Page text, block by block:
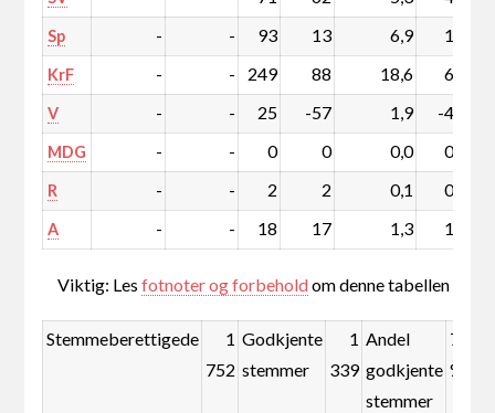
Sp - - 93 13 6,9 1,1
KrF - - 249 88 18,6 6,7
V - - 25 -57 1,9 -4,2
MDG - - 0 0 0,0 0,0
R - - 2 2 0,1 0,1
A - - 18 17 1,3 1,3
Viktig: Lesfotnoter og forbeholdom denne tabellen
Stemmeberettigede
1
752
Godkjente
stemmer
1
339
Andel
godkjente
stemmer
76,4
%